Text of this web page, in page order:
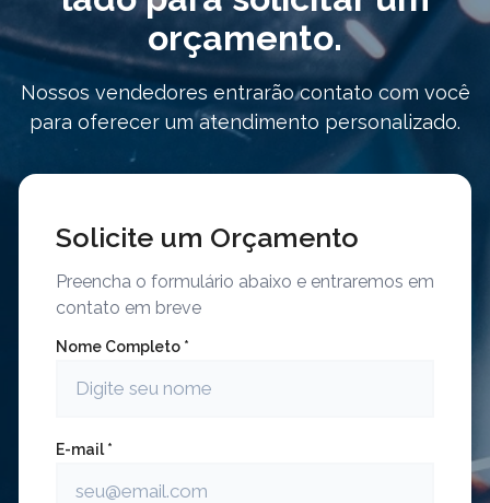
orçamento.
Nossos vendedores entrarão contato com você
para oferecer um atendimento personalizado.
Solicite um Orçamento
Preencha o formulário abaixo e entraremos em
contato em breve
Nome Completo *
E-mail *